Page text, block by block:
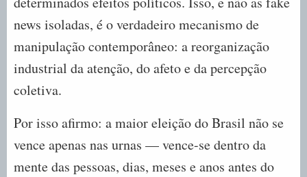
news isoladas, é o verdadeiro mecanismo de
manipulação contemporâneo: a reorganização
industrial da atenção, do afeto e da percepção
coletiva.
Por isso afirmo: a maior eleição do Brasil não se
vence apenas nas urnas — vence-se dentro da
mente das pessoas, dias, meses e anos antes do